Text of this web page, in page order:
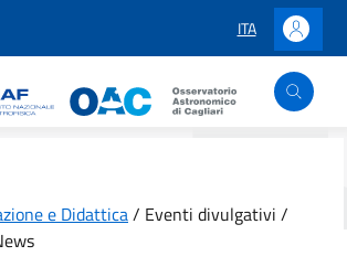
LINGUA
ITA Accedi
Astronomico Cagliari
e Didattica/ Eventi divulgativi /